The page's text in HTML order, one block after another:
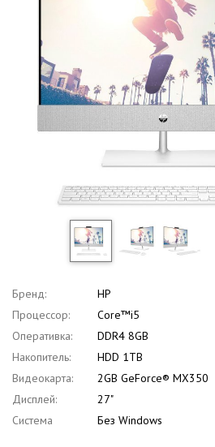
Бренд:
HP
Процессор:
Core™i5
Оперативка:
DDR4 8GB
Накопитель:
HDD 1TB
Видеокарта:
2GB GeForce® MX350
Дисплей:
27"
Система
Без Windows